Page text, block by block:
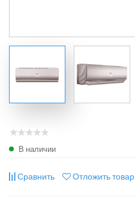
В наличии
Сравнить Отложить товар